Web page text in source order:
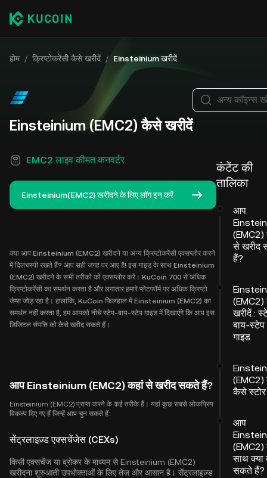
होम / क्रिप्टोकरेंसी कैसे खरीदें / Einsteinium खरीदें
Einsteinium (EMC2) कैसे खरीदें
EMC2 लाइव कीमत कनवर्टर
Einsteinium(EMC2) खरीदने के लिए लॉग इन करें
क्या आप Einsteinium (EMC2) खरीदने या अन्य क्रिप्टोकरेंसी एक्सप्लोर करने
में दिलचस्पी रखते हैं? आप सही जगह पर आए है! इस गाइड के साथ Einsteinium
(EMC2) खरीदने के सभी तरीकों को एक्सप्लोर करें। KuCoin 700 से अधिक
क्रिप्टोकरेंसी का समर्थन करता है और लगातार हमारे प्लेटफॉर्म पर अधिक क्रिप्टो
जेम्स जोड़ रहा है। हालांकि, KuCoin फ़िलहाल में Einsteinium (EMC2) का
समर्थन नहीं करता है, हम आपको नीचे स्टेप-बाय-स्टेप गाइड में दिखाएंगे कि आप इस
डिजिटल संपत्ति को कैसे खरीद सकते हैं।
आप Einsteinium (EMC2) कहां से खरीद सकते हैं?
Einsteinium (EMC2) प्राप्त करने के कई तरीके हैं। यहां कुछ सबसे लोकप्रिय
विकल्प दिए गए हैं जिन्हें आप चुन सकते हैं:
सेंट्रलाइज़्ड एक्सचेंजेस (CEXs)
किसी एक्सचेंज या ब्रोकर के माध्यम से Einsteinium (EMC2)
खरीदना शुरुआती उपभोक्ताओं के लिए तेज़ और आसान है। सेंट्रलाइज़्ड
अन्य कॉइन्स
कंटेंट की
तालिका
आप
(EMC2)
से खरीद
हैं?
खरीदें :
बाय-स्टेप
गाइड
(EMC2)
कैसे
आप
साथ क्या
सकते हैं?